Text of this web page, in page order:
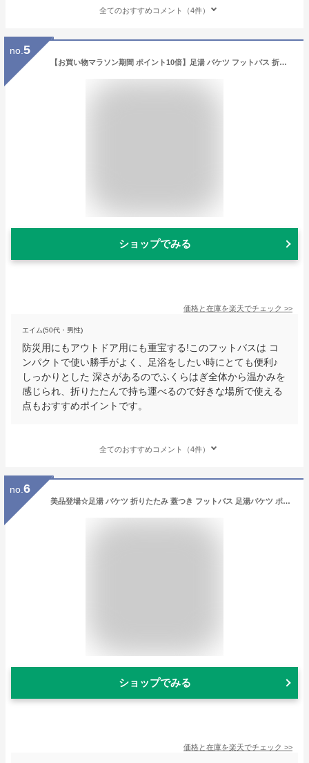
全てのおすすめコメント（4件）
no. 5
【お買い物マラソン期間 ポイント10倍】足湯 バケツ フットバス 折りたたみ 保温 夏 リラックス 足浴 フットケア ボウル 足湯用 足湯グッズ 自宅 防水 お風呂 バスグッズ 足湯バケツ コンパクト
ショップでみる
価格と在庫を楽天でチェック >>
エイム(50代・男性)
防災用にもアウトドア用にも重宝する!このフットバスは コ
ンパクトで使い勝手がよく、足浴をしたい時にとても便利♪
しっかりとした 深さがあるのでふくらはぎ全体から温かみを
感じられ、折りたたんで持ち運べるので好きな場所で使える
点もおすすめポイントです。
全てのおすすめコメント（4件）
no. 6
美品登場☆足湯 バケツ 折りたたみ 蓋つき フットバス 足湯バケツ ポータブル 足の疲れ フットマッサージ ふくらはぎ 足浴 リラックス 持ち運び 出張 旅行 キャンプ 介護 防災 収納袋付き 5層構造で保温持続
ショップでみる
価格と在庫を楽天でチェック >>